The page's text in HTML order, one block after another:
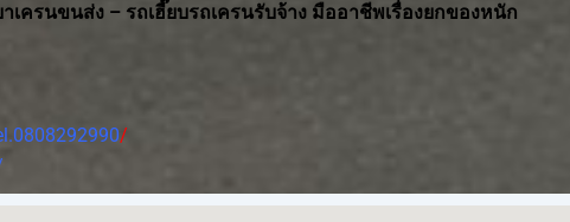
เครนขนส่ง – รถเฮี๊ยบรถเครนรับจ้าง มืออาชีพเรื่องยกของหนัก
/